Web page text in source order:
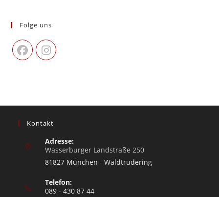
Folge uns
Kontakt
Adresse:
Wasserburger Landstraße 250
81827 München - Waldtrudering
Telefon:
089 - 430 87 44